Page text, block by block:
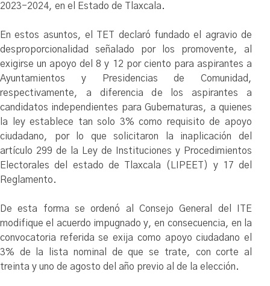
2023-2024, en el Estado de Tlaxcala.
En estos asuntos, el TET declaró fundado el agravio de
desproporcionalidad señalado por los promovente, al
exigirse un apoyo del 8 y 12 por ciento para aspirantes a
Ayuntamientos y Presidencias de Comunidad,
respectivamente, a diferencia de los aspirantes a
candidatos independientes para Gubernaturas, a quienes
la ley establece tan solo 3% como requisito de apoyo
ciudadano, por lo que solicitaron la inaplicación del
artículo 299 de la Ley de Instituciones y Procedimientos
Electorales del estado de Tlaxcala (LIPEET) y 17 del
Reglamento.
De esta forma se ordenó al Consejo General del ITE
modifique el acuerdo impugnado y, en consecuencia, en la
convocatoria referida se exija como apoyo ciudadano el
3% de la lista nominal de que se trate, con corte al
treinta y uno de agosto del año previo al de la elección.